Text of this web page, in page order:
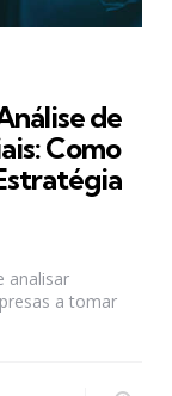
de
Como
analisar
a tomar